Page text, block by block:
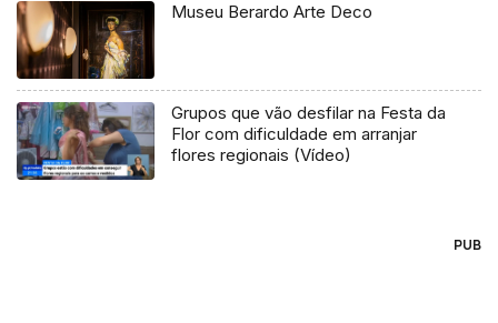
Museu Berardo Arte Deco
Grupos que vão desfilar na Festa da
Flor com dificuldade em arranjar
flores regionais (Vídeo)
PUB